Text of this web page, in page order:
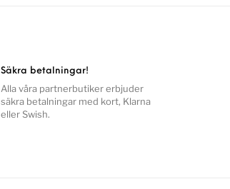
Säkra betalningar!
Alla våra partnerbutiker erbjuder
säkra betalningar med kort, Klarna
eller Swish.